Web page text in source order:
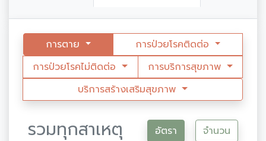
การตาย
การป่วยโรคติดต่อ
การป่วยโรคไม่ติดต่อ
การบริการสุขภาพ
บริการสร้างเสริมสุขภาพ
รวมทุกสาเหตุ อัตรา จำนวน